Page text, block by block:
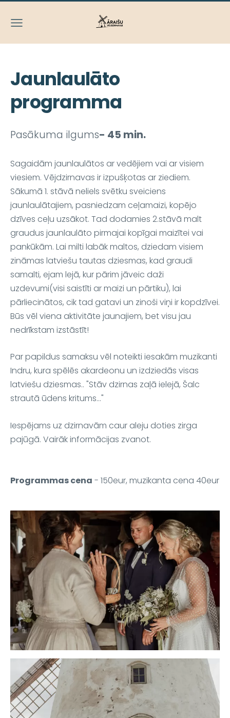
Jaunlaulāto
programma
Pasākuma ilgums- 45 min.
Sagaidām jaunlaulātos ar vedējiem vai ar visiem
viesiem. Vējdzirnavas ir izpušķotas ar ziediem.
Sākumā 1. stāvā neliels svētku sveiciens
jaunlaulātajiem, pasniedzam ceļamaizi, kopējo
dzīves ceļu uzsākot. Tad dodamies 2.stāvā malt
graudus jaunlaulāto pirmajai kopīgai maizītei vai
pankūkām. Lai milti labāk maltos, dziedam visiem
zināmas latviešu tautas dziesmas, kad graudi
samalti, ejam lejā, kur pārim jāveic daži
uzdevumi(visi saistīti ar maizi un pārtiku), lai
pārliecinātos, cik tad gatavi un zinoši viņi ir kopdzīvei.
Būs vēl viena aktivitāte jaunajiem, bet visu jau
nedrīkstam izstāstīt!
Par papildus samaksu vēl noteikti iesakām muzikanti
Indru, kura spēlēs akardeonu un izdziedās visas
latviešu dziesmas.. "Stāv dzirnas zaļā ielejā, Šalc
strautā ūdens kritums..."
Iespējams uz dzirnavām caur aleju doties zirga
pajūgā. Vairāk informācijas zvanot.
Programmas cena - 150eur, muzikanta cena 40eur